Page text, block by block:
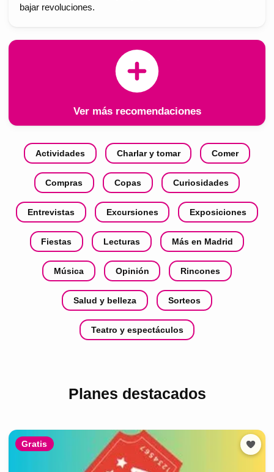
bajar revoluciones.
Ver más recomendaciones
Actividades Charlar y tomar Comer
Compras Copas Curiosidades
Entrevistas Excursiones Exposiciones
Fiestas Lecturas Más en Madrid
Música Opinión Rincones
Salud y belleza Sorteos
Teatro y espectáculos
Planes destacados
Gratis